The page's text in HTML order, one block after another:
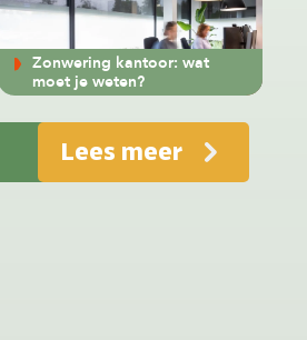
Zonwering kantoor: wat
moet je weten?
Lees meer